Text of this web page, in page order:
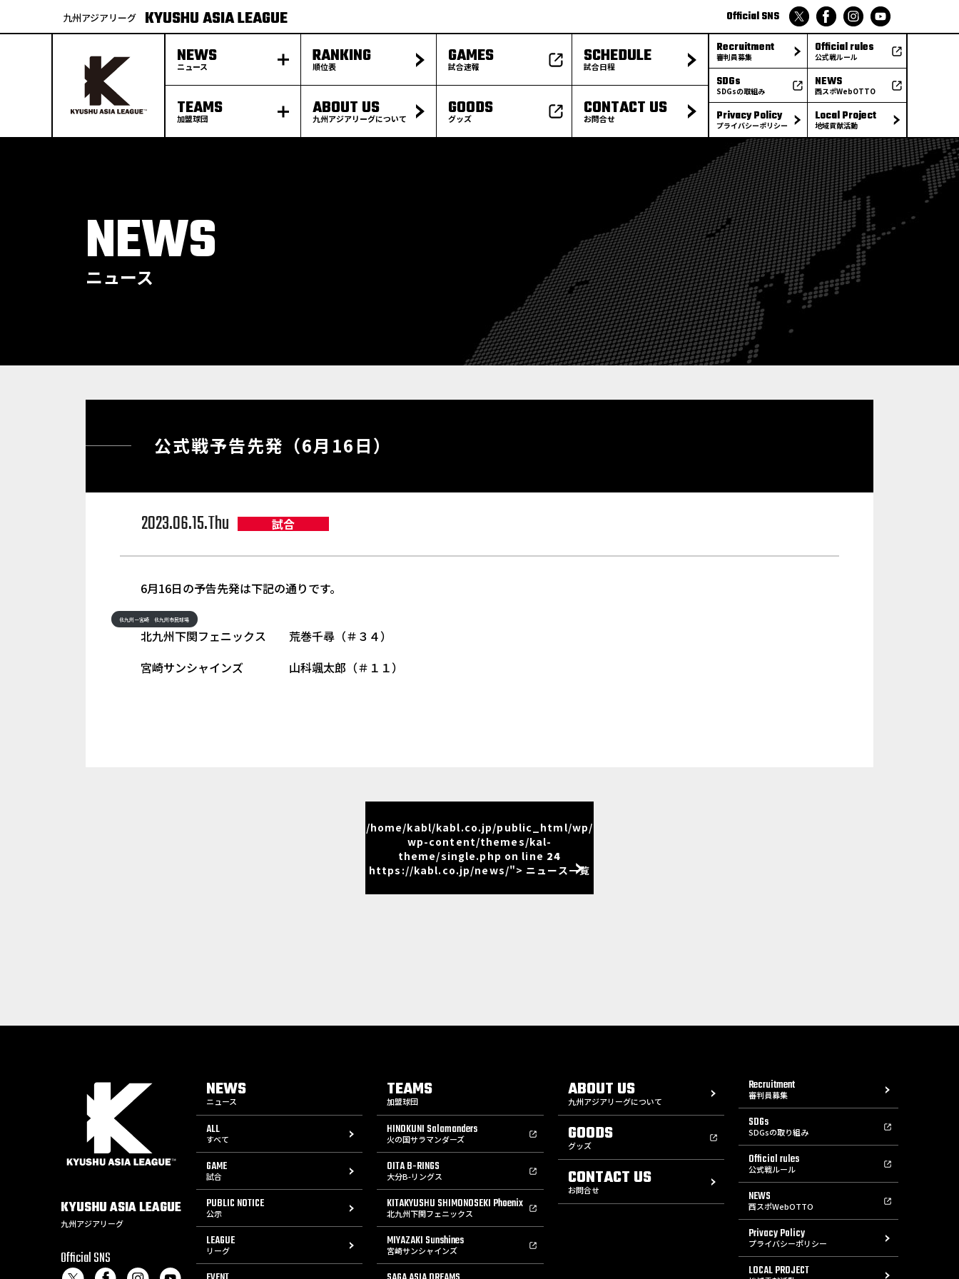
九州アジアリーグ KYUSHU ASIA LEAGUE Official SNS
NEWS
ニュース
TEAMS
加盟球団
RANKING
順位表
ABOUT US
九州アジアリーグについて
GAMES
試合速報
GOODS
グッズ
SCHEDULE
試合日程
CONTACT US
お問合せ
Recruitment
審判員募集
SDGs
SDGsの取組み
Privacy Policy
プライバシーポリシー
Official rules
公式戦ルール
NEWS
西スポWebOTTO
Local Project
地域貢献活動
NEWS
ニュース
公式戦予告先発（6月16日）
2023.06.15.Thu 試合
6月16日の予告先発は下記の通りです。
北九州ー宮崎 北九州市民球場
北九州下関フェニックス 荒巻千尋（＃３４）
宮崎サンシャインズ 山科颯太郎（＃１１）
/home/kabl/kabl.co.jp/public_html/wp/
wp-content/themes/kal-
theme/single.php on line 24
https://kabl.co.jp/news/"> ニュース一覧
KYUSHUASIALEAGUE
九州アジアリーグ
Official SNS
NEWS
ニュース
ALL
すべて
GAME
試合
PUBLIC NOTICE
公示
LEAGUE
リーグ
TEAMS
加盟球団
HINOKUNI Salamanders
火の国サラマンダーズ
OITA B-RINGS
大分B-リングス
KITAKYUSHU SHIMONOSEKI Phoenix
北九州下関フェニックス
MIYAZAKI Sunshines
宮崎サンシャインズ
ABOUT US
九州アジアリーグについて
GOODS
グッズ
CONTACT US
お問合せ
Recruitment
審判員募集
SDGs
SDGsの取り組み
Official rules
公式戦ルール
NEWS
西スポWebOTTO
Privacy Policy
プライバシーポリシー
LOCAL PROJECT